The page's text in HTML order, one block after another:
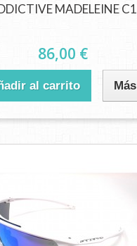
MADELEINE C1
86,00 €
al carrito Más